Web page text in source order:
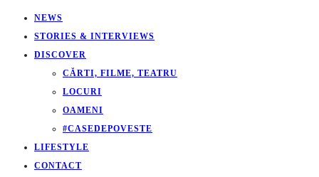
NEWS
STORIES & INTERVIEWS
DISCOVER
CĂRTI, FILME, TEATRU
LOCURI
OAMENI
#CASEDEPOVESTE
LIFESTYLE
CONTACT